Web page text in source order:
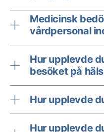
Medicinsk
vårdpersonal
Hur upplevde
besöket på
Hur upplevde
Hur upplevde